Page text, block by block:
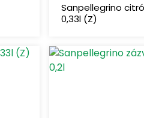
Sanpellegrino
0,33l (Z)